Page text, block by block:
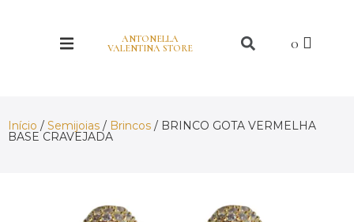
ANTONELLA
VALENTINA STORE
Início / Semijoias / Brincos / BRINCO GOTA VERMELHA
BASE CRAVEJADA